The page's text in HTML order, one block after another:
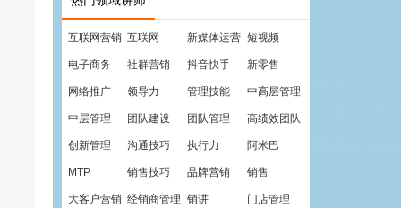
互联网营销 互联网 新媒体运营 短视频
电子商务 社群营销 抖音快手 新零售
网络推广 领导力 管理技能 中高层管理
中层管理 团队建设 团队管理 高绩效团队
创新管理 沟通技巧 执行力 阿米巴
MTP 销售技巧 品牌营销 销售
大客户营销 经销商管理 销讲 门店管理